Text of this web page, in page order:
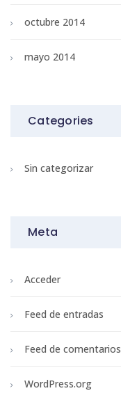
octubre 2014
mayo 2014
Categories
Sin categorizar
Meta
Acceder
Feed de entradas
Feed de comentarios
WordPress.org